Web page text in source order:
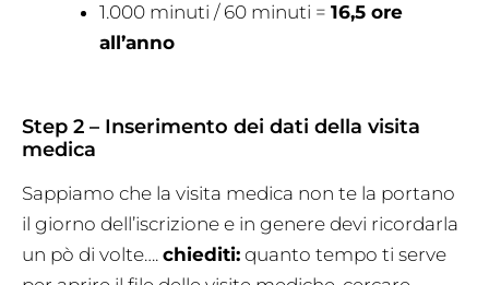
1.000 minuti / 60 minuti = 16,5 ore
all’anno
Step 2 – Inserimento dei dati della visita
medica
Sappiamo che la visita medica non te la portano
il giorno dell’iscrizione e in genere devi ricordarla
un pò di volte…. chiediti: quanto tempo ti serve